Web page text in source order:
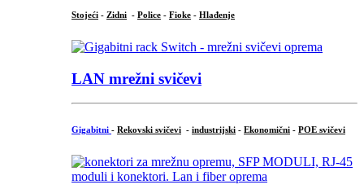
Stojeći - Zidni - Police - Fioke - Hlađenje
LAN mrežni svičevi
Gigabitni - Rekovski svičevi - industrijski - Ekonomični - POE svičevi